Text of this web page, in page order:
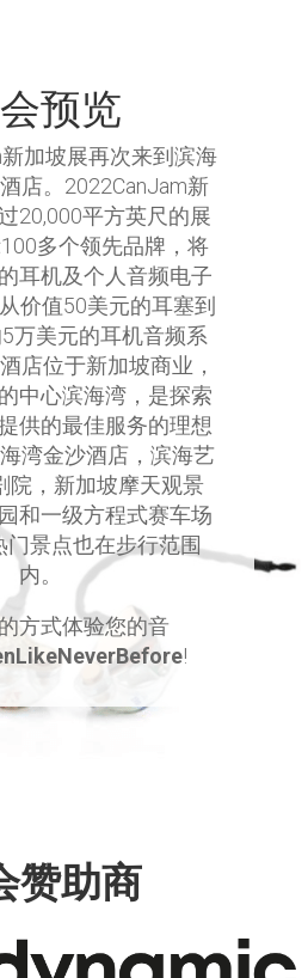
预览
加坡展再次来到滨海
店。2022CanJam新
20,000平方英尺的展
多个领先品牌，将
耳机及个人音频电子
价值50美元的耳塞到
万美元的耳机音频系
店位于新加坡商业，
中心滨海湾，是探索
供的最佳服务的理想
湾金沙酒店，滨海艺
院，新加坡摩天观景
和一级方程式赛车场
门景点也在步行范围
内。
方式体验您的音
!
赞助商